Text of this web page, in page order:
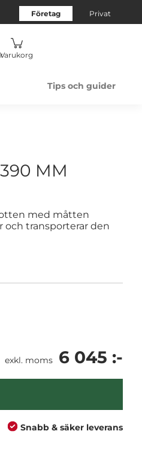
Företag Privat
Varukorg
Tips och guider
MM
med måtten
och transporterar den
exkl. moms 6 045 :-
Snabb & säker leverans